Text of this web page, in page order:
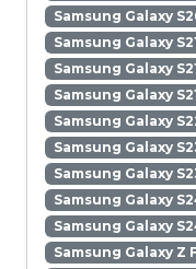
Samsung Galaxy
Samsung Galaxy
Samsung Galaxy
Samsung Galaxy
Samsung Galaxy
Samsung Galaxy
Samsung Galaxy
Samsung Galaxy
Samsung Galaxy
Samsung Galaxy Z